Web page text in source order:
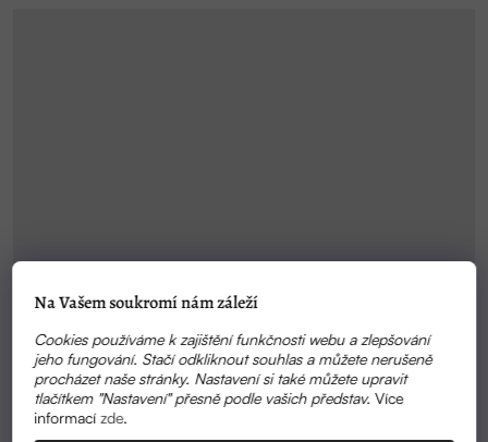
Na Vašem soukromí nám záleží
Cookies používáme k zajištění funkčnosti webu a zlepšování
jeho fungování. Stačí odkliknout souhlas a můžete nerušeně
procházet naše stránky. Nastavení si také můžete upravit
tlačítkem "Nastavení" přesně podle vašich představ.Více
informacízde.